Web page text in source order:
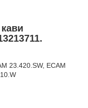
23.420.SW, ECAM